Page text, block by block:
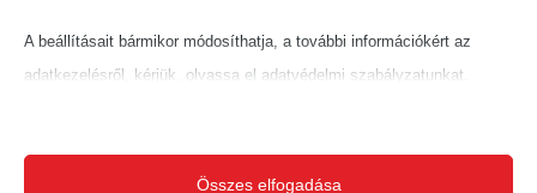
A beállításait bármikor módosíthatja, a további információkért az
adatkezelésről, kérjük, olvassa el adatvédelmi szabályzatunkat.
Ne feledje, hogy ha bizonyos típusú sütik, vagy szolgáltatások
Összes elfogadása